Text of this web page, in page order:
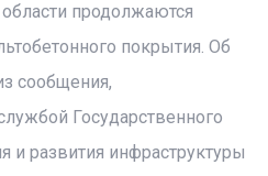
продолжаются
покрытия. Об
сообщения,
Государственного
и развития инфраструктуры